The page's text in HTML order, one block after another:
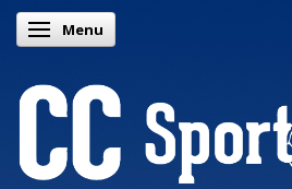
Skifte navigation
Menu